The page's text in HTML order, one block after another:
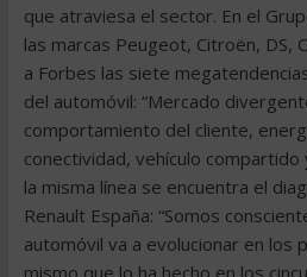
que atraviesa el sector. En el
las marcas Peugeot, Citroën, DS,
a Forbes las siete
del automóvil: “Mercado
comportamiento del cliente,
conectividad, vehículo compartido
la misma línea se encuentra el
Renault España: “Somos
automóvil va a evolucionar en los
mismo que lo ha hecho en los